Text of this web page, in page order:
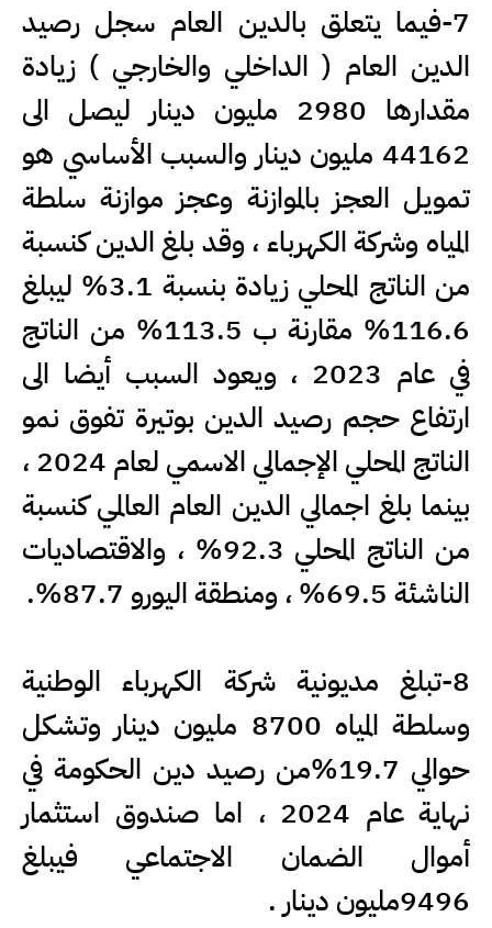
7-فيما يتعلق بالدين العام سجل رصيد
الدين العام ( الداخلي والخارجي ) زيادة
مقدارها 2980 مليون دينار ليصل الى
44162 مليون دينار والسبب الأساسي هو
تمويل العجز بالموازنة وعجز موازنة سلطة
المياه وشركة الكهرباء ، وقد بلغ الدين كنسبة
من الناتج المحلي زيادة بنسبة 3.1% ليبلغ
116.6% مقارنة ب 113.5% من الناتج
في عام 2023 ، ويعود السبب أيضا الى
ارتفاع حجم رصيد الدين بوتيرة تفوق نمو
الناتج المحلي الإجمالي الاسمي لعام 2024 ،
بينما بلغ اجمالي الدين العام العالمي كنسبة
من الناتج المحلي 92.3% ، والاقتصاديات
الناشئة 69.5% ، ومنطقة اليورو 87.7%.
8-تبلغ مديونية شركة الكهرباء الوطنية
وسلطة المياه 8700 مليون دينار وتشكل
حوالي 19.7%من رصيد دين الحكومة في
نهاية عام 2024 ، اما صندوق استثمار
أموال الضمان الاجتماعي فيبلغ
9496مليون دينار .